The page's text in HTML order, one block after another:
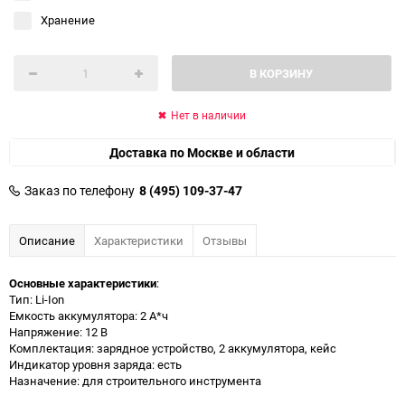
Хранение
В КОРЗИНУ
Нет в наличии
Доставка по Москве и области
Заказ по телефону 8 (495) 109-37-47
Описание Характеристики Отзывы
Основные характеристики:
Тип: Li-Ion
Емкость аккумулятора: 2 А*ч
Напряжение: 12 В
Комплектация: зарядное устройство, 2 аккумулятора, кейс
Индикатор уровня заряда: есть
Назначение: для строительного инструмента